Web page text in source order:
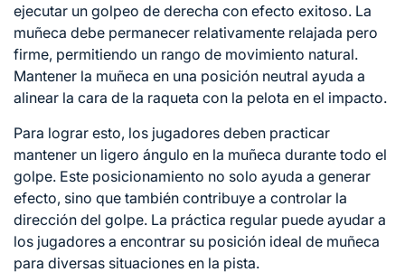
ejecutar un golpeo de derecha con efecto exitoso. La
muñeca debe permanecer relativamente relajada pero
firme, permitiendo un rango de movimiento natural.
Mantener la muñeca en una posición neutral ayuda a
alinear la cara de la raqueta con la pelota en el impacto.
Para lograr esto, los jugadores deben practicar
mantener un ligero ángulo en la muñeca durante todo el
golpe. Este posicionamiento no solo ayuda a generar
efecto, sino que también contribuye a controlar la
dirección del golpe. La práctica regular puede ayudar a
los jugadores a encontrar su posición ideal de muñeca
para diversas situaciones en la pista.